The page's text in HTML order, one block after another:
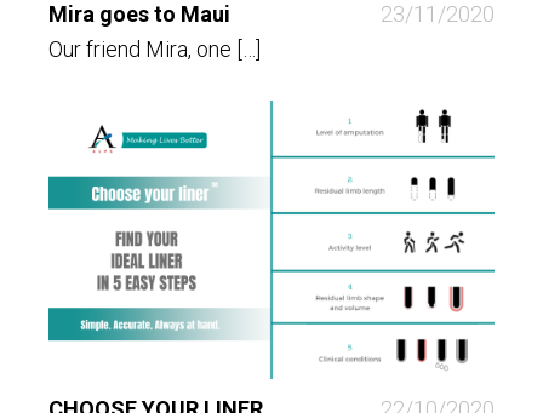
Mira goes to Maui
23/11/2020
Our friend Mira, one […]